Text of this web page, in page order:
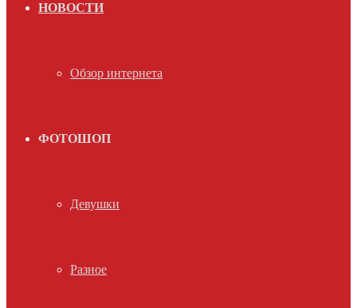
НОВОСТИ
Обзор интернета
ФОТОШОП
Девушки
Разное